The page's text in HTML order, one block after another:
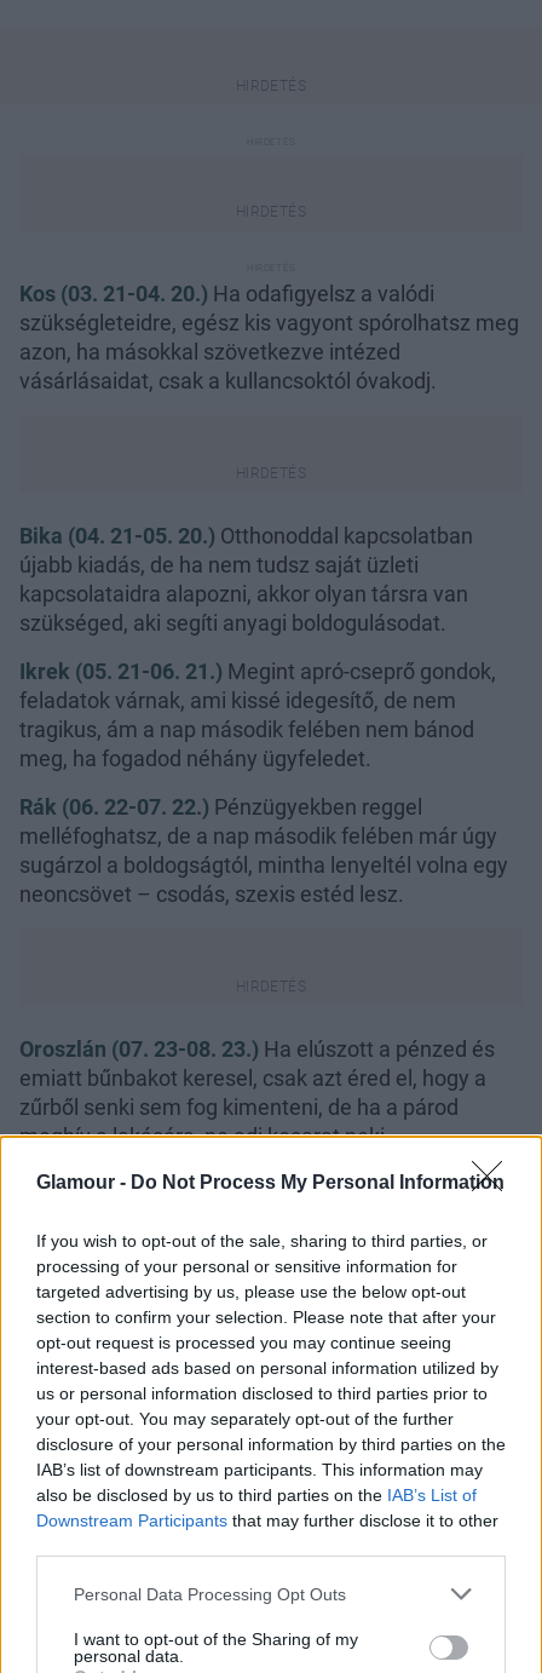
Glamour - Do Not Process My Personal Information
If you wish to opt-out of the sale, sharing to third parties, or
processing of your personal or sensitive information for
targeted advertising by us, please use the below opt-out
section to confirm your selection. Please note that after your
opt-out request is processed you may continue seeing
interest-based ads based on personal information utilized by
us or personal information disclosed to third parties prior to
your opt-out. You may separately opt-out of the further
disclosure of your personal information by third parties on the
IAB’s list of downstream participants. This information may
also be disclosed by us to third parties on the IAB’s List of
Downstream Participants that may further disclose it to other
Please note that this website/app uses one or more Google
not limited to your visit or usage behaviour. You may click to
grant or deny consent to Google and its third-party tags to
Personal Data Processing Opt Outs
I want to opt-out of the Sharing of my
personal data.
Kos (03. 21-04. 20.) Ha odafigyelsz a valódi
szükségleteidre, egész kis vagyont spórolhatsz meg
azon, ha másokkal szövetkezve intézed
vásárlásaidat, csak a kullancsoktól óvakodj.
Bika (04. 21-05. 20.) Otthonoddal kapcsolatban
újabb kiadás, de ha nem tudsz saját üzleti
kapcsolataidra alapozni, akkor olyan társra van
szükséged, aki segíti anyagi boldogulásodat.
Ikrek (05. 21-06. 21.) Megint apró-cseprő gondok,
feladatok várnak, ami kissé idegesítő, de nem
tragikus, ám a nap második felében nem bánod
meg, ha fogadod néhány ügyfeledet.
Rák (06. 22-07. 22.) Pénzügyekben reggel
melléfoghatsz, de a nap második felében már úgy
sugárzol a boldogságtól, mintha lenyeltél volna egy
neoncsövet – csodás, szexis estéd lesz.
Oroszlán (07. 23-08. 23.) Ha elúszott a pénzed és
emiatt bűnbakot keresel, csak azt éred el, hogy a
zűrből senki sem fog kimenteni, de ha a párod
meghív a lakására, ne adj kosarat neki.
Szűz (08. 24-09. 23.)Reggel még nem kívánkozol
kiállíttatni, délután igazán beosonhatnál a pároddal
egy anyakönyvi hivatalba.
Mérleg (09. 24-10. 23.)Ha a magasabb fizetés
reményében új állás után nézel, biztos, hogy jó
ajánlást kapsz régi munkaadódtól, de ma valamilyen
pénzügyi tranzakcióba is belevághatsz.
Skorpió (10. 24-11. 22.) Lehet, hogy a nap első
felében képtelen vagy a munkádra összpontosítani,
de a nap második felében kedvesed valóra válthatja
Nyilas (11. 23-12. 21.)Ha a párod (főnököd) felhívja
a figyelmedet valamilyen tévedésedre, akkor első
reakciód ne a sértett visszautasítás legyen, hanem